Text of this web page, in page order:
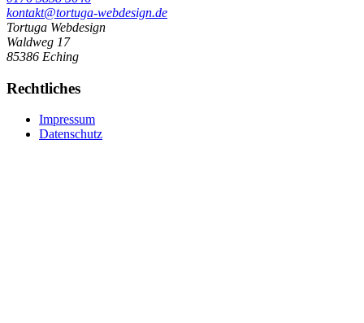
kontakt@tortuga-webdesign.de
Tortuga Webdesign
Waldweg 17
85386 Eching
Rechtliches
Impressum
Datenschutz